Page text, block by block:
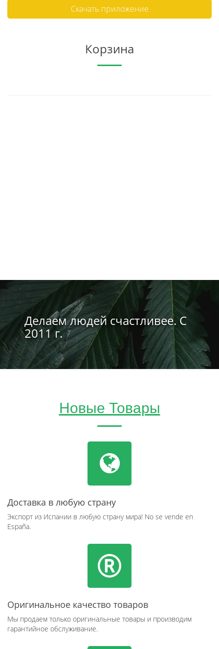
Скачать приложение
Корзина
Делаем людей счастливее. С
2011 г.
Новые Товары
Доставка в любую страну
Экспорт из Испании в любую страну мира! No se vende en
España.
Оригинальное качество товаров
Мы продаем только оригинальные товары и производим
гарантийное обслуживание.